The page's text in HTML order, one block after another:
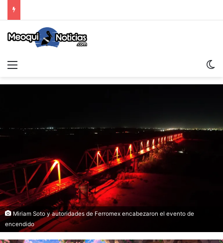
Menu
Miriam Soto y autoridades de Ferromex encabezaron el evento de
encendido